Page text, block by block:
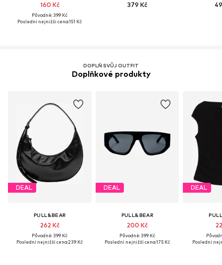
160 Kč
Původně: 399 Kč
Poslední nejnižší cena:151 Kč
379 Kč
DOPLŇ SVŮJ OUTFIT
Doplňkové produkty
DEAL
PULL&BEAR
262 Kč
Původně: 399 Kč
Poslední nejnižší cena:239 Kč
DEAL
PULL&BEAR
200 Kč
Původně: 399 Kč
Poslední nejnižší cena:175 Kč
DEAL
Poslední